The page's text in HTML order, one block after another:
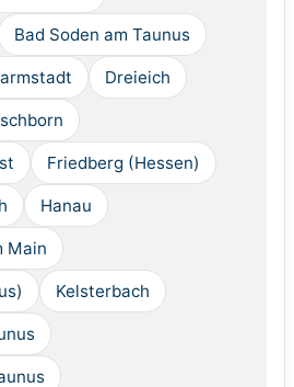
Bad Soden am Taunus
Dreieich
Friedberg (Hessen)
Hanau
Main
Kelsterbach